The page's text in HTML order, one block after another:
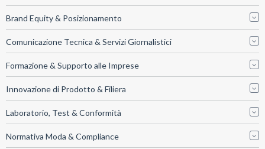
Brand Equity & Posizionamento
Comunicazione Tecnica & Servizi Giornalistici
Formazione & Supporto alle Imprese
Innovazione di Prodotto & Filiera
Laboratorio, Test & Conformità
Normativa Moda & Compliance